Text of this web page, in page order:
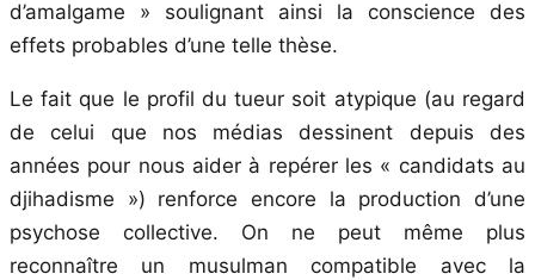
d’amalgame » soulignant ainsi la conscience des
effets probables d’une telle thèse.
Le fait que le profil du tueur soit atypique (au regard
de celui que nos médias dessinent depuis des
années pour nous aider à repérer les « candidats au
djihadisme ») renforce encore la production d’une
psychose collective. On ne peut même plus
reconnaître un musulman compatible avec la